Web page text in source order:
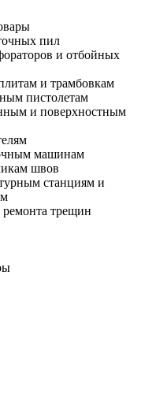
пил
и отбойных
и трамбовкам
пистолетам
и поверхностным
машинам
швов
станциям и
трещин